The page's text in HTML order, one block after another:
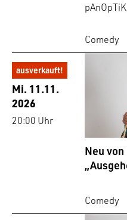
Comedy
ausverkauft!
Mi. 11.11.
2026
20:00 Uhr
Neu
Comedy